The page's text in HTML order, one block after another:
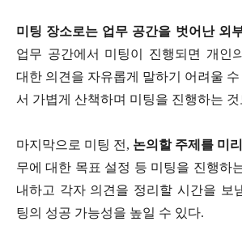
미팅 장소로는 업무 공간을 벗어난 외
업무 공간에서 미팅이 진행되면 개인
대한 의견을 자유롭게 말하기 어려울
서 가볍게 산책하며 미팅을 진행하는
마지막으로 미팅 전, 논의할 주제를 미
무에 대한 목표 설정 등 미팅을 진행하
내하고 각자 의견을 정리할 시간을 보
팅의 성공 가능성을 높일 수 있다.